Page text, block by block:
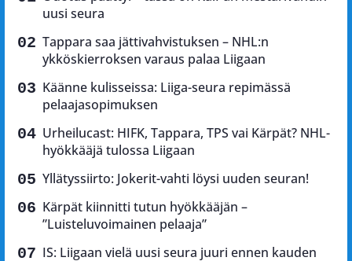
uusi seura
Tappara saa jättivahvistuksen – NHL:n
ykköskierroksen varaus palaa Liigaan
Käänne kulisseissa: Liiga-seura repimässä
pelaajasopimuksen
Urheilucast: HIFK, Tappara, TPS vai Kärpät? NHL-
hyökkääjä tulossa Liigaan
Yllätyssiirto: Jokerit-vahti löysi uuden seuran!
Kärpät kiinnitti tutun hyökkääjän –
”Luisteluvoimainen pelaaja”
IS: Liigaan vielä uusi seura juuri ennen kauden